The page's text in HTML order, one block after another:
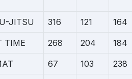
JITSU 316 121 164
TIME 268 204 184
67 103 238